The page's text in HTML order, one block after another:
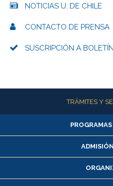
NOTICIAS U. DE CHILE
CONTACTO DE PRENSA
SUSCRIPCIÓN A BOLETÍN
Más informaciónTRÁMITES Y
Alumnas/os y
Inscripción y
Consulta y